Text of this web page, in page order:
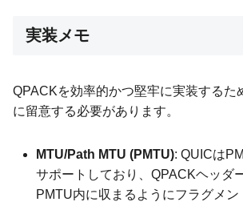
実装メモ
QPACKを効率的かつ堅牢に実装するた
に留意する必要があります。
MTU/Path MTU (PMTU): QUICは
サポートしており、QPACKヘッダ
PMTU内に収まるようにフラグメン